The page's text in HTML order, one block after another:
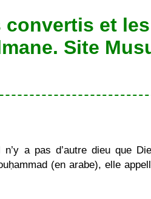
convertis et
Site
a pas d’autre dieu que
(en arabe), elle